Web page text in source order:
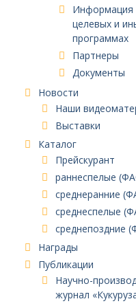
Информация
целевых и
программах
Партнеры
Документы
Новости
Наши
Выставки
Каталог
Прейскурант
раннеспелые
среднеранние
среднеспелые
среднепоздние
Награды
Публикации
Научно-
журнал